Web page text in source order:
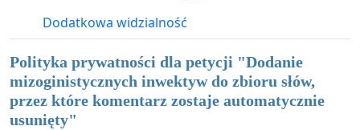
Dodatkowa widzialność
Polityka prywatności dla petycji "Dodanie
mizoginistycznych inwektyw do zbioru słów,
przez które komentarz zostaje automatycznie
usunięty"